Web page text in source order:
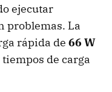
ejecutar
problemas. La
rápida de 66 W
de carga